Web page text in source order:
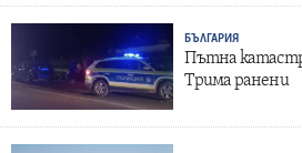
БЪЛГАРИЯ
Пътна
Трима ранени